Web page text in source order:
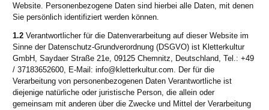
Website. Personenbezogene Daten sind hierbei alle Daten, mit denen
Sie persönlich identifiziert werden können.
1.2 Verantwortlicher für die Datenverarbeitung auf dieser Website im
Sinne der Datenschutz-Grundverordnung (DSGVO) ist Kletterkultur
GmbH, Saydaer Straße 21e, 09125 Chemnitz, Deutschland, Tel.: +49
/ 37183652600, E-Mail: info@kletterkultur.com. Der für die
Verarbeitung von personenbezogenen Daten Verantwortliche ist
diejenige natürliche oder juristische Person, die allein oder
gemeinsam mit anderen über die Zwecke und Mittel der Verarbeitung